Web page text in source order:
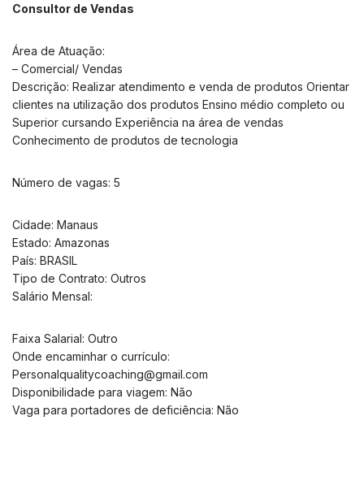
Consultor de Vendas
Área de Atuação:
– Comercial/ Vendas
Descrição: Realizar atendimento e venda de produtos Orientar
clientes na utilização dos produtos Ensino médio completo ou
Superior cursando Experiência na área de vendas
Conhecimento de produtos de tecnologia
Número de vagas: 5
Cidade: Manaus
Estado: Amazonas
País: BRASIL
Tipo de Contrato: Outros
Salário Mensal:
Faixa Salarial: Outro
Onde encaminhar o currículo:
Personalqualitycoaching@gmail.com
Disponibilidade para viagem: Não
Vaga para portadores de deficiência: Não